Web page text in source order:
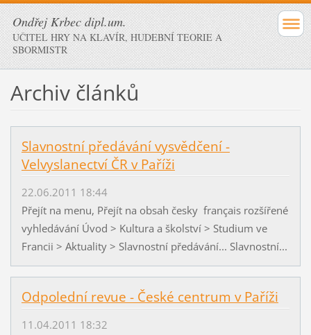
Ondřej Krbec dipl.um.
UČITEL HRY NA KLAVÍR, HUDEBNÍ TEORIE A
SBORMISTR
Archiv článků
Slavnostní předávání vysvědčení -
Velvyslanectví ČR v Paříži
22.06.2011 18:44
Přejít na menu, Přejít na obsah česky français rozšířené
vyhledávání Úvod > Kultura a školství > Studium ve
Francii > Aktuality > Slavnostní předávání... Slavnostní...
Odpolední revue - České centrum v Paříži
11.04.2011 18:32